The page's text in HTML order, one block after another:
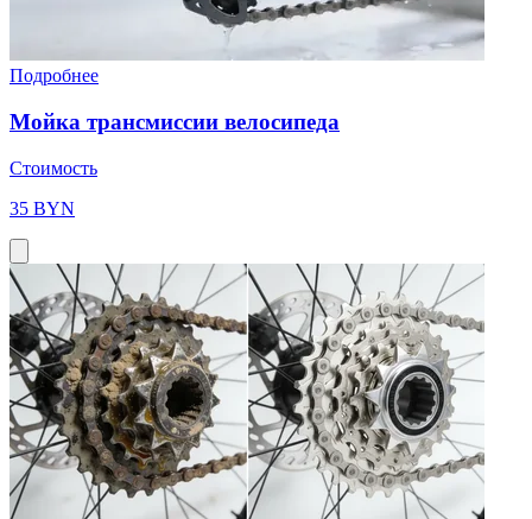
Подробнее
Мойка трансмиссии велосипеда
Стоимость
35 BYN